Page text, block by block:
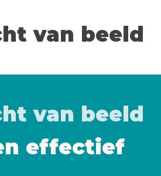
van beeld
van beeld
effectief